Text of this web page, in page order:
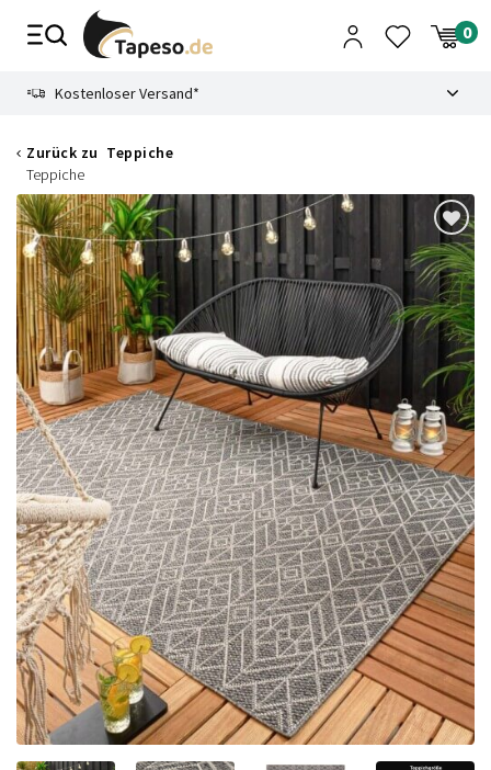
Zusammenbruch
Kostenloser Versand*
Zurück zu Teppiche
Teppiche